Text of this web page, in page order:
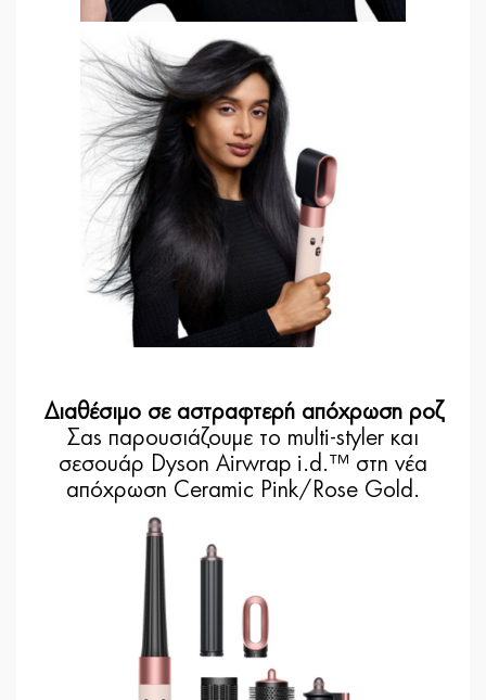
Διαθέσιμο σε αστραφτερή απόχρωση ροζ
Σας παρουσιάζουμε το multi-styler και
σεσουάρ Dyson Airwrap i.d.™ στη νέα
απόχρωση Ceramic Pink/Rose Gold.